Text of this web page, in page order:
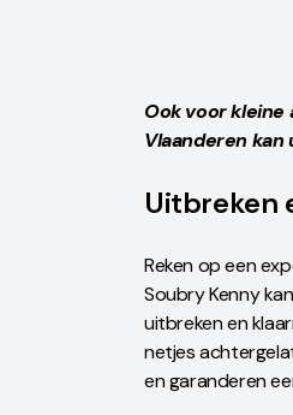
Ook voor
Vlaanderen kan
Uitbreken
Reken op een
Soubry Kenny
uitbreken en
netjes
en garanderen